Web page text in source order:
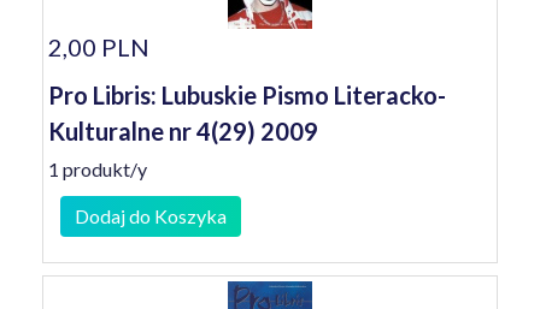
2,00 PLN
Pro Libris: Lubuskie Pismo Literacko-
Kulturalne nr 4(29) 2009
1 produkt/y
Dodaj do Koszyka